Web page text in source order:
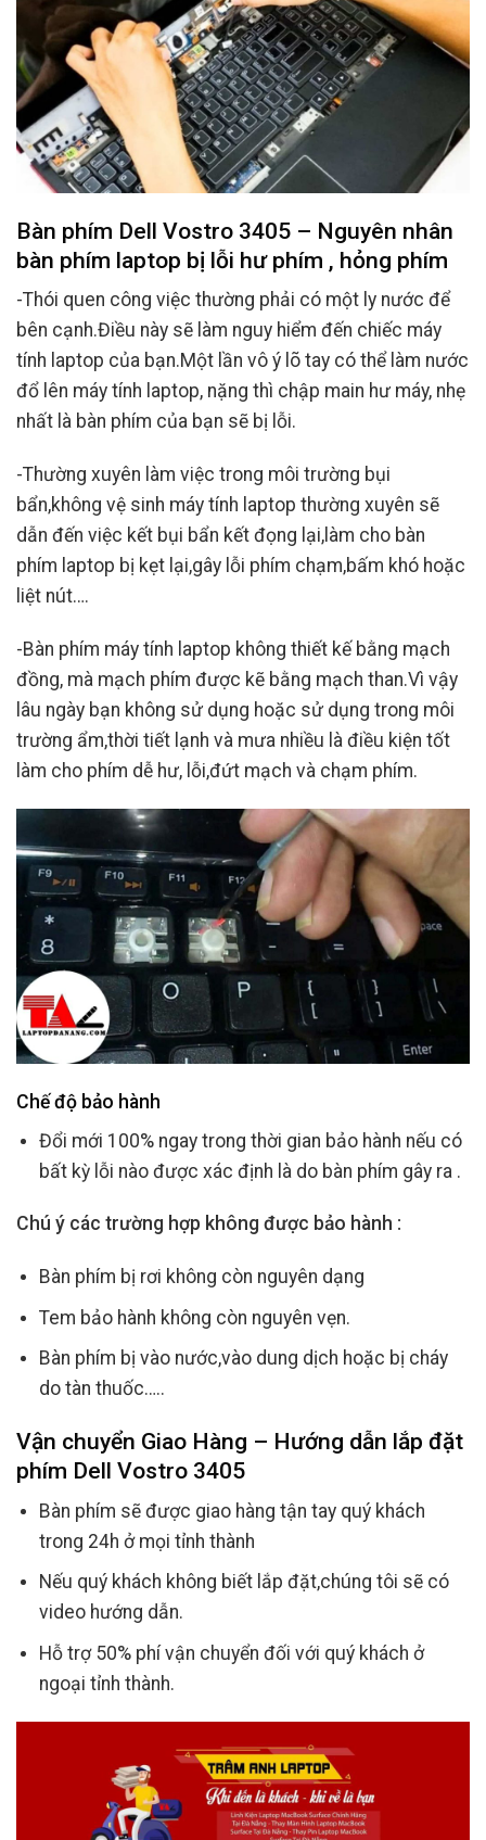
Bàn phím Dell Vostro 3405 – Nguyên nhân
bàn phím laptop bị lỗi hư phím , hỏng phím
-Thói quen công việc thường phải có một ly nước để
bên cạnh.Điều này sẽ làm nguy hiểm đến chiếc máy
tính laptop của bạn.Một lần vô ý lõ tay có thể làm nước
đổ lên máy tính laptop, nặng thì chập main hư máy, nhẹ
nhất là bàn phím của bạn sẽ bị lỗi.
-Thường xuyên làm việc trong môi trường bụi
bẩn,không vệ sinh máy tính laptop thường xuyên sẽ
dẫn đến việc kết bụi bẩn kết đọng lại,làm cho bàn
phím laptop bị kẹt lại,gây lỗi phím chạm,bấm khó hoặc
liệt nút….
-Bàn phím máy tính laptop không thiết kế bằng mạch
đồng, mà mạch phím được kẽ bằng mạch than.Vì vậy
lâu ngày bạn không sử dụng hoặc sử dụng trong môi
trường ẩm,thời tiết lạnh và mưa nhiều là điều kiện tốt
làm cho phím dễ hư, lỗi,đứt mạch và chạm phím.
Chế độ bảo hành
Đổi mới 100% ngay trong thời gian bảo hành nếu có
bất kỳ lỗi nào được xác định là do bàn phím gây ra .
Chú ý các trường hợp không được bảo hành :
Bàn phím bị rơi không còn nguyên dạng
Tem bảo hành không còn nguyên vẹn.
Bàn phím bị vào nước,vào dung dịch hoặc bị cháy
do tàn thuốc…..
Vận chuyển Giao Hàng – Hướng dẫn lắp đặt
phím Dell Vostro 3405
Bàn phím sẽ được giao hàng tận tay quý khách
trong 24h ở mọi tỉnh thành
Nếu quý khách không biết lắp đặt,chúng tôi sẽ có
video hướng dẫn.
Hỗ trợ 50% phí vận chuyển đối với quý khách ở
ngoại tỉnh thành.